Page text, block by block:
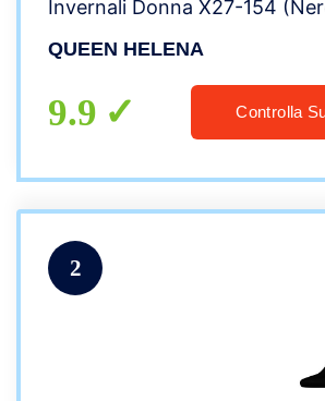
Invernali Donna X27-154
numeric_36)
QUEEN HELENA
9.9 Controlla
2